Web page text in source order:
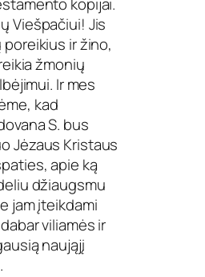
Viešpačiui! Jis
ir žino,
žmonių
Ir mes
kad
S. bus
Jėzaus Kristaus
apie ką
džiaugsmu
jam įteikdami
viliamės ir
naująjį